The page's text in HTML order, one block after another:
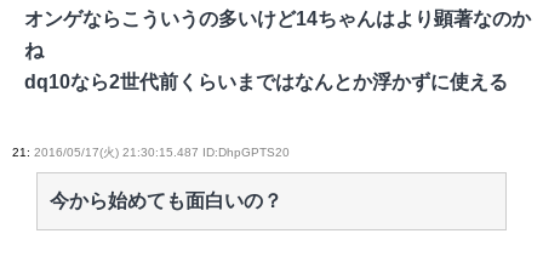
オンゲならこういうの多いけど14ちゃんはより顕著なのか
ね
dq10なら2世代前くらいまではなんとか浮かずに使える
21: 2016/05/17(火) 21:30:15.487 ID:DhpGPTS20
今から始めても面白いの？